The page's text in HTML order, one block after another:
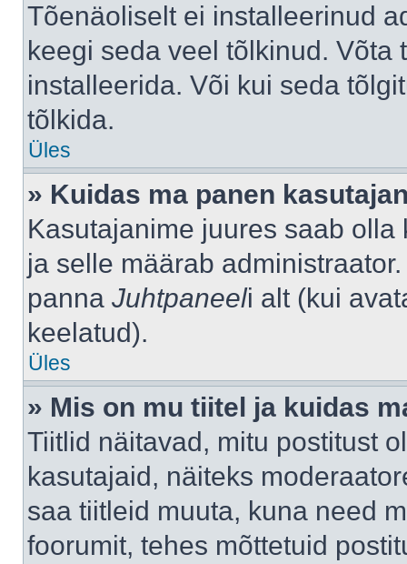
Tõenäoliselt ei installeerinud
keegi seda veel tõlkinud.
installeerida. Või kui seda
tõlkida.
Üles
» Kuidas ma panen
Kasutajanime juures saab
ja selle määrab
panna Juhtpaneeli alt (kui
keelatud).
Üles
» Mis on mu tiitel ja kuidas
Tiitlid näitavad, mitu postitust
kasutajaid, näiteks
saa tiitleid muuta, kuna need
foorumit, tehes mõttetuid